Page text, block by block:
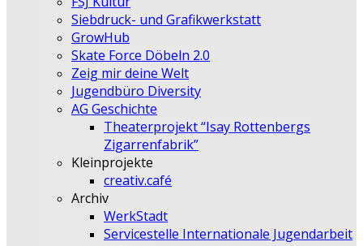
Siebdruck- und Grafikwerkstatt
GrowHub
Skate Force Döbeln 2.0
Zeig mir deine Welt
Jugendbüro Diversity
AG Geschichte
Theaterprojekt “Isay Rottenbergs
Zigarrenfabrik”
Kleinprojekte
creativ.café
Archiv
WerkStadt
Servicestelle Internationale Jugendarbeit